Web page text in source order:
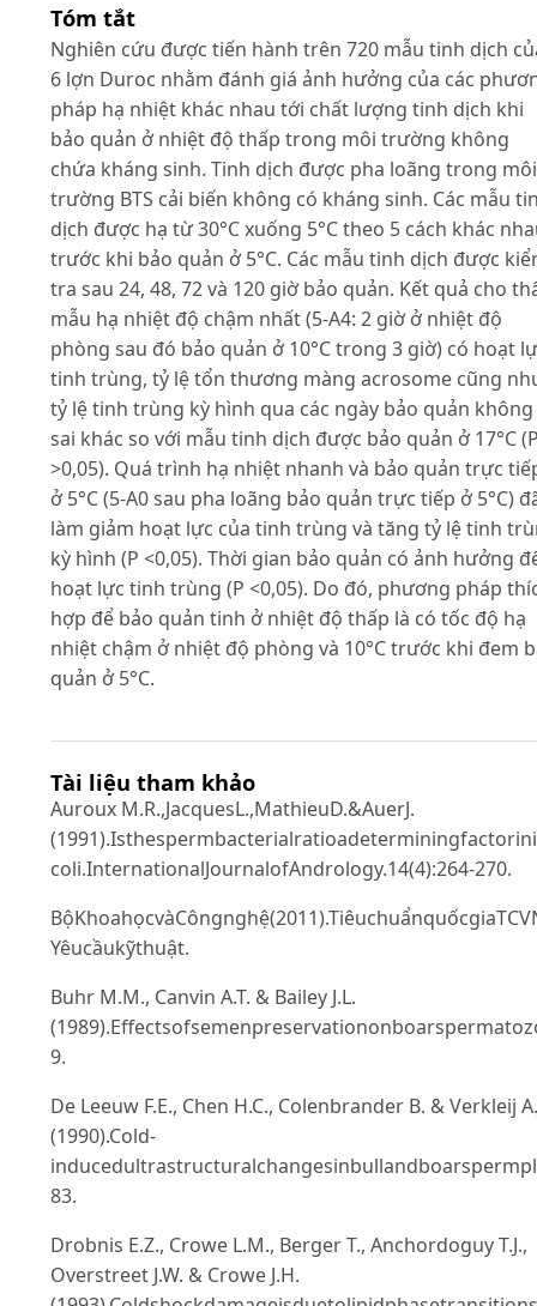
Tóm tắt
Nghiên cứu được tiến hành trên 720 mẫu tinh dịch
6 lợn Duroc nhằm đánh giá ảnh hưởng của các
pháp hạ nhiệt khác nhau tới chất lượng tinh dịch khi
bảo quản ở nhiệt độ thấp trong môi trường không
chứa kháng sinh. Tinh dịch được pha loãng trong môi
trường BTS cải biến không có kháng sinh. Các mẫu
dịch được hạ từ 30°C xuống 5°C theo 5 cách khác
trước khi bảo quản ở 5°C. Các mẫu tinh dịch được
tra sau 24, 48, 72 và 120 giờ bảo quản. Kết quả cho
mẫu hạ nhiệt độ chậm nhất (5-A4: 2 giờ ở nhiệt độ
phòng sau đó bảo quản ở 10°C trong 3 giờ) có hoạt
tinh trùng, tỷ lệ tổn thương màng acrosome cũng
tỷ lệ tinh trùng kỳ hình qua các ngày bảo quản không
sai khác so với mẫu tinh dịch được bảo quản ở 17°C
>0,05). Quá trình hạ nhiệt nhanh và bảo quản trực
ở 5°C (5-A0 sau pha loãng bảo quản trực tiếp ở 5°C)
làm giảm hoạt lực của tinh trùng và tăng tỷ lệ tinh
kỳ hình (P <0,05). Thời gian bảo quản có ảnh hưởng
hoạt lực tinh trùng (P <0,05). Do đó, phương pháp
hợp để bảo quản tinh ở nhiệt độ thấp là có tốc độ hạ
nhiệt chậm ở nhiệt độ phòng và 10°C trước khi đem
quản ở 5°C.
Tài liệu tham khảo
Auroux M.R.,JacquesL.,MathieuD.&AuerJ.
coli.InternationalJournalofAndrology.14(4):264-270.
Yêucầukỹthuật.
Buhr M.M., Canvin A.T. & Bailey J.L.
9.
De Leeuw F.E., Chen H.C., Colenbrander B. & Verkleij
(1990).Cold-
83.
Drobnis E.Z., Crowe L.M., Berger T., Anchordoguy T.J.,
Overstreet J.W. & Crowe J.H.